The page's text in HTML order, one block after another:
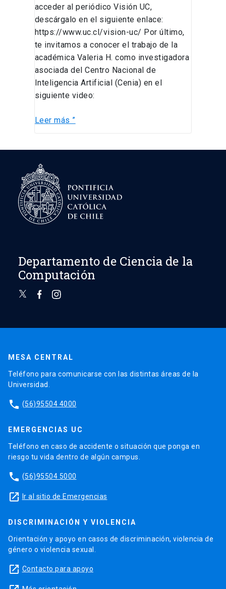
acceder al periódico Visión UC,
descárgalo en el siguiente enlace:
https://www.uc.cl/vision-uc/ Por último,
te invitamos a conocer el trabajo de la
académica Valeria H. como investigadora
asociada del Centro Nacional de
Inteligencia Artificial (Cenia) en el
siguiente video:
Leer más ”
Departamento de Ciencia de la
Computación
MESA CENTRAL
Teléfono para comunicarse con las distintas áreas de la
Universidad.
phone (56)95504 4000
EMERGENCIAS UC
Teléfono en caso de accidente o situación que ponga en
riesgo tu vida dentro de algún campus.
phone (56)95504 5000
launch Ir al sitio de Emergencias
DISCRIMINACIÓN Y VIOLENCIA
Orientación y apoyo en casos de discriminación, violencia de
género o violencia sexual.
launch Contacto para apoyo